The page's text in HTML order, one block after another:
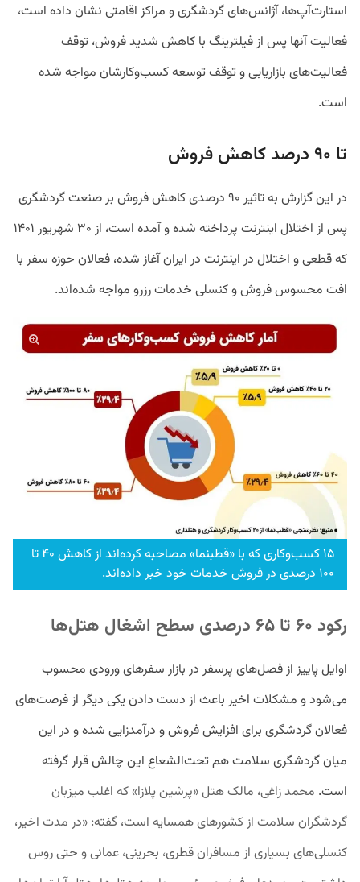
استارت‌آپ‌ها، آژانس‌های گردشگری و مراکز اقامتی نشان داده است،
فعالیت آنها پس از فیلترینگ با کاهش شدید فروش، توقف
فعالیت‌های بازاریابی و توقف توسعه کسب‌وکارشان مواجه شده
است.
تا ۹۰ درصد کاهش فروش
در این گزارش به تاثیر ۹۰ درصدی کاهش فروش بر صنعت گردشگری
پس از اختلال اینترنت پرداخته شده و آمده است، از ۳۰ شهریور ۱۴۰۱
که قطعی و اختلال در اینترنت در ایران آغاز شده، فعالان حوزه سفر با
افت محسوس فروش و کنسلی خدمات رزرو مواجه شده‌اند.
۱۵ کسب‌وکاری که با «قطبنما» مصاحبه کرده‌اند از کاهش ۴۰ تا
۱۰۰ درصدی در فروش خدمات خود خبر داده‌اند.
رکود ۶۰ تا ۶۵ درصدی سطح اشغال هتل‌ها
اوایل پاییز از فصل‌های پرسفر در بازار سفرهای ورودی محسوب
می‌شود و مشکلات اخیر باعث از دست دادن یکی دیگر از فرصت‌های
فعالان گردشگری برای افزایش فروش و درآمدزایی شده و در این
میان گردشگری سلامت هم تحت‌الشعاع این چالش قرار گرفته
است. محمد زاغی، مالک هتل «پرشین پلازا» که اغلب میزبان
گردشگران سلامت از کشورهای همسایه است، گفته: «در مدت اخیر،
کنسلی‌های بسیاری از مسافران قطری، بحرینی، عمانی و حتی روس